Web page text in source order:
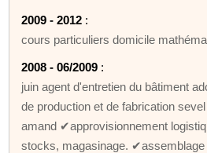
2009 - 2012 :
cours particuliers domicile
2008 - 06/2009 :
juin agent d'entretien du bâtiment
de production et de fabrication
amand ✔approvisionnement
stocks, magasinage. ✔assemblage